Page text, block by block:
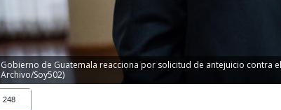
Gobierno de Guatemala reacciona por solicitud de antejuicio contra
Archivo/Soy502)
248